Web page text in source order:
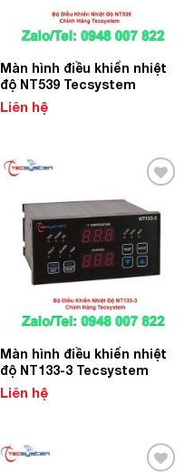
Màn hình điều khiển nhiệt
độ NT539 Tecsystem
Liên hệ
Wishlist
Màn hình điều khiển nhiệt
độ NT133-3 Tecsystem
Liên hệ